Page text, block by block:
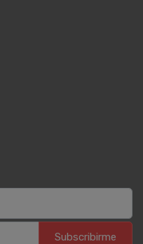
Subscribirme